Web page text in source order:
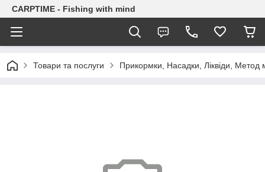
CARPTIME - Fishing with mind
Товари та послуги Прикормки, Насадки, Ліквіди, Метод